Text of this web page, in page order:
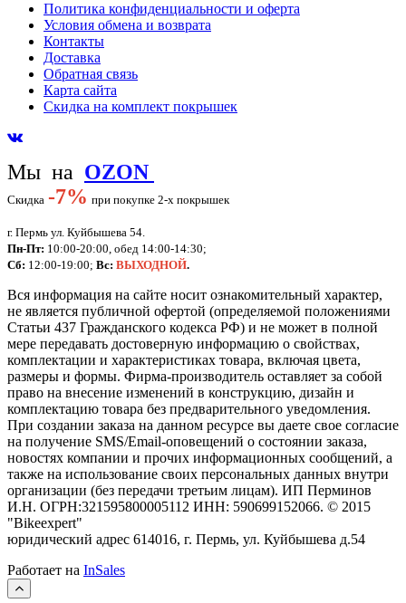
Политика конфиденциальности и оферта
Условия обмена и возврата
Контакты
Доставка
Обратная связь
Карта сайта
Скидка на комплект покрышек
Мы на OZON
Скидка -7% при покупке 2-х покрышек
г. Пермь ул. Куйбышева 54.
Пн-Пт: 10:00-20:00, обед 14:00-14:30;
Сб: 12:00-19:00; Вс: ВЫХОДНОЙ.
Вся информация на сайте носит ознакомительный характер,
не является публичной офертой (определяемой положениями
Статьи 437 Гражданского кодекса РФ) и не может в полной
мере передавать достоверную информацию о свойствах,
комплектации и характеристиках товара, включая цвета,
размеры и формы. Фирма-производитель оставляет за собой
право на внесение изменений в конструкцию, дизайн и
комплектацию товара без предварительного уведомления.
При создании заказа на данном ресурсе вы даете свое согласие
на получение SMS/Email-оповещений о состоянии заказа,
новостях компании и прочих информационных сообщений, а
также на использование своих персональных данных внутри
организации (без передачи третьим лицам). ИП Перминов
И.Н. ОГРН:321595800005112 ИНН: 590699152066. © 2015
"Bikeexpert"
юридический адрес 614016, г. Пермь, ул. Куйбышева д.54
Работает на InSales